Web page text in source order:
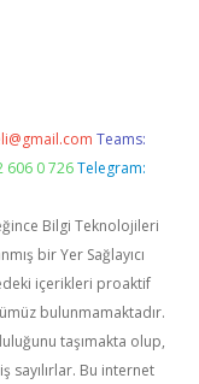
Teams:
606 0 726 Telegram:
Bilgi Teknolojileri
bir Yer Sağlayıcı
içerikleri proaktif
bulunmamaktadır.
taşımakta olup,
sayılırlar. Bu internet